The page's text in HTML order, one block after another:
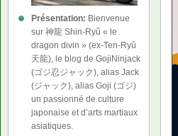
Présentation: Bienvenue
sur 神龍 Shin-Ryû « le
dragon divin » (ex-Ten-Ryû
天龍), le blog de GojiNinjack
(ゴジ忍ジャック), alias Jack
(ジャック), alias Goji (ゴジ)
un passionné de culture
japonaise et d’arts martiaux
asiatiques.